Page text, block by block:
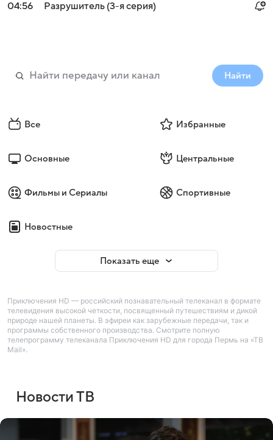
04:56
Разрушитель (3-я серия)
Найти
Все Избранные
Основные Центральные
Фильмы и Сериалы Спортивные
Новостные
Показать еще
Приключения HD — российский познавательный телеканал в формате
телевидения высокой четкости, посвященный путешествиям и дикой
природе нашей планеты. В эфиреи как зарубежные передачи, так и
программы собственного производства. Смотрите полную
телепрограмму телеканала Приключения HD для города Пермь на «ТВ
Mail».
Новости ТВ